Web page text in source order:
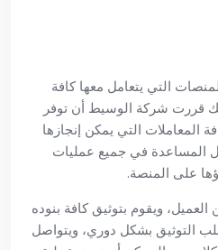
التي يتعامل معها كافة
قررت شركة الوسيط أن توفر
المعاملات التي يمكن إنجازها
المساعدة في جميع عمليات
على المنصة.
ويقوم بتوثيق كافة بنوده
التوثيق بشكل دوري، ويتواصل